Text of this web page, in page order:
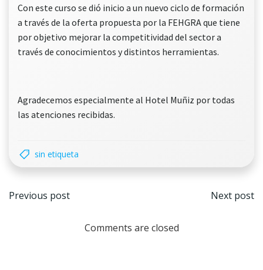
Con este curso se dió inicio a un nuevo ciclo de formación
a través de la oferta propuesta por la FEHGRA que tiene
por objetivo mejorar la competitividad del sector a
través de conocimientos y distintos herramientas.
Agradecemos especialmente al Hotel Muñiz por todas
las atenciones recibidas.
sin etiqueta
Navegación
Previous post Next post
Comments are closed